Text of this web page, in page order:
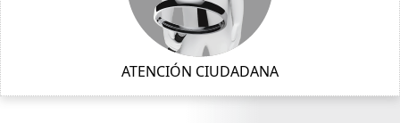
ATENCIÓN CIUDADANA